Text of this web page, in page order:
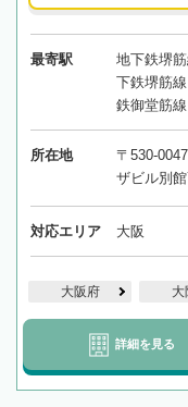
最寄駅
地下鉄堺
下鉄堺筋
鉄御堂筋
所在地
〒530-
ザビル別
対応エリア 大阪
大阪府 大
詳細を見る